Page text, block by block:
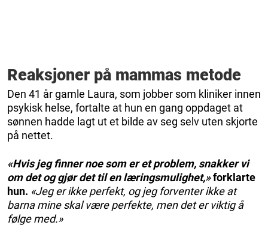
Reaksjoner på mammas metode
Den 41 år gamle Laura, som jobber som kliniker innen
psykisk helse, fortalte at hun en gang oppdaget at
sønnen hadde lagt ut et bilde av seg selv uten skjorte
på nettet.
«Hvis jeg finner noe som er et problem, snakker vi
om det og gjør det til en læringsmulighet,»forklarte
hun. «Jeg er ikke perfekt, og jeg forventer ikke at
barna mine skal være perfekte, men det er viktig å
følge med.»